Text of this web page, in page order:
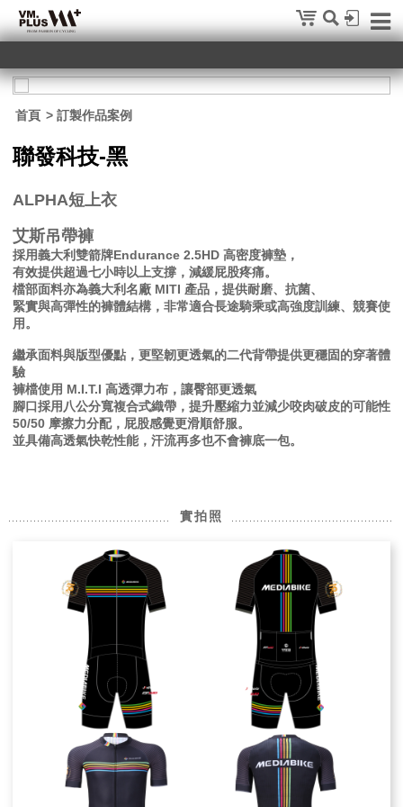
首頁 > 訂製作品案例
聯發科技-黑
ALPHA短上衣
艾斯吊帶褲
採用義大利雙箭牌Endurance 2.5HD 高密度褲墊，
有效提供超過七小時以上支撐，減緩屁股疼痛。
檔部面料亦為義大利名廠 MITI 產品，提供耐磨、抗菌、
緊實與高彈性的褲體結構，非常適合長途騎乘或高強度訓練、競賽使
用。
繼承面料與版型優點，更堅韌更透氣的二代背帶提供更穩固的穿著體
驗
褲檔使用 M.I.T.I 高透彈力布，讓臀部更透氣
腳口採用八公分寬複合式織帶，提升壓縮力並減少咬肉破皮的可能性
50/50 摩擦力分配，屁股感覺更滑順舒服。
並具備高透氣快乾性能，汗流再多也不會褲底一包。
實拍照